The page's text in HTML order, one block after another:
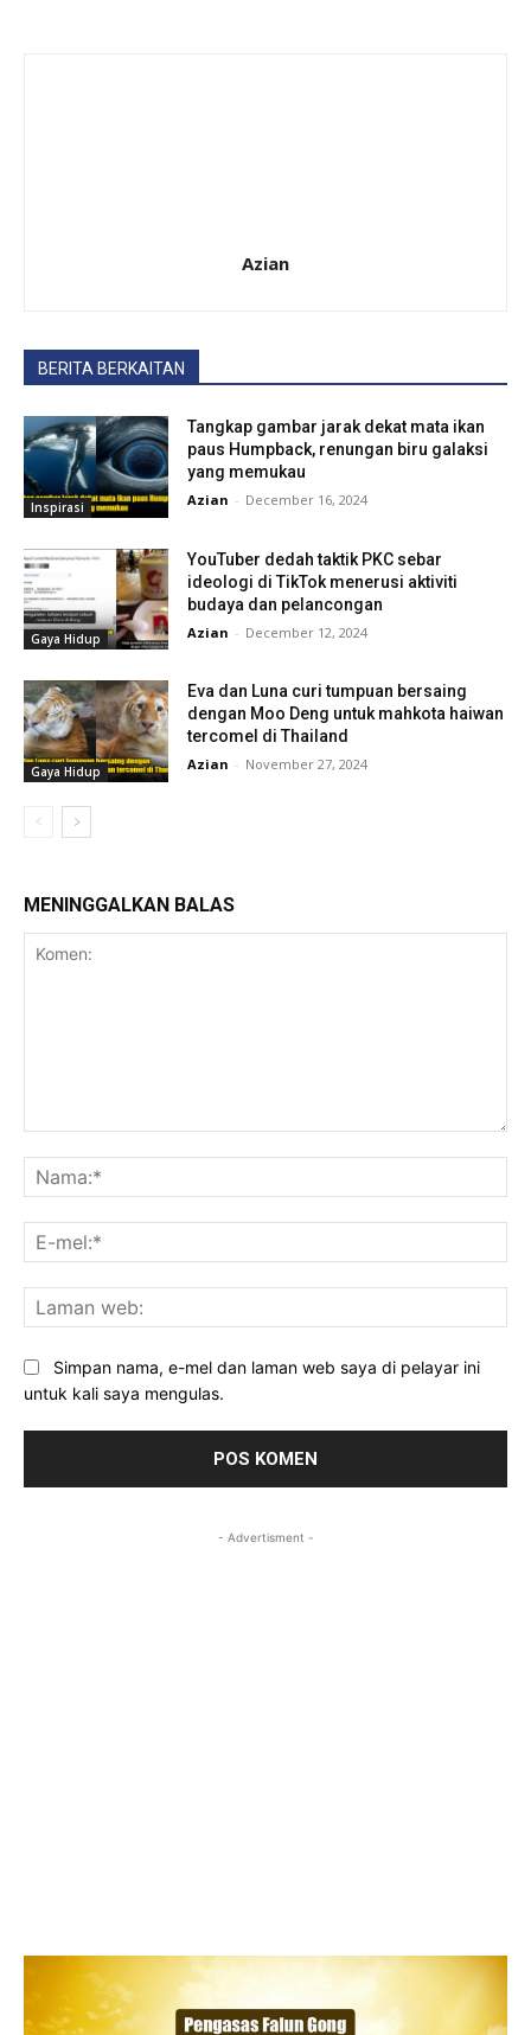
Azian
BERITA BERKAITAN
Inspirasi
Tangkap gambar jarak dekat mata ikan
paus Humpback, renungan biru galaksi
yang memukau
Azian - December 16, 2024
Gaya Hidup
YouTuber dedah taktik PKC sebar
ideologi di TikTok menerusi aktiviti
budaya dan pelancongan
Azian - December 12, 2024
Gaya Hidup
Eva dan Luna curi tumpuan bersaing
dengan Moo Deng untuk mahkota haiwan
tercomel di Thailand
Azian - November 27, 2024
MENINGGALKAN BALAS
Simpan nama, e-mel dan laman web saya di pelayar ini
untuk kali saya mengulas.
- Advertisment -